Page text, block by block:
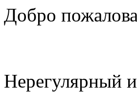
Добро
Нерегулярный